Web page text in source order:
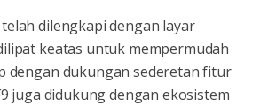
dilengkapi dengan layar
keatas untuk mempermudah
dengan dukungan sederetan fitur
juga didukung dengan ekosistem